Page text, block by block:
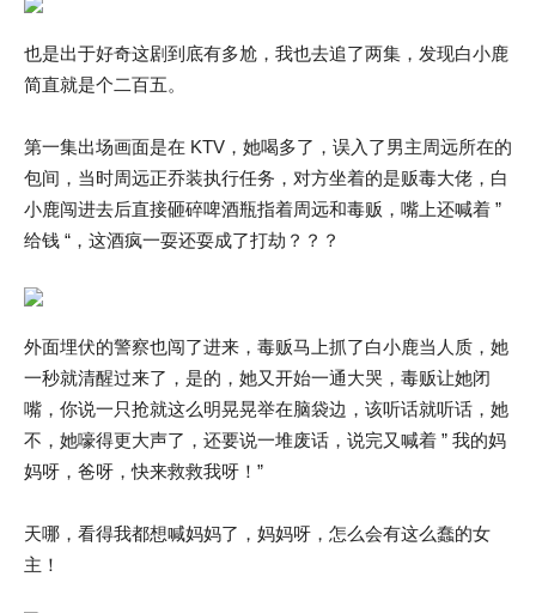
也是出于好奇这剧到底有多尬，我也去追了两集，发现白小鹿
简直就是个二百五。
第一集出场画面是在 KTV，她喝多了，误入了男主周远所在的
包间，当时周远正乔装执行任务，对方坐着的是贩毒大佬，白
小鹿闯进去后直接砸碎啤酒瓶指着周远和毒贩，嘴上还喊着 ”
给钱 “，这酒疯一耍还耍成了打劫？？？
外面埋伏的警察也闯了进来，毒贩马上抓了白小鹿当人质，她
一秒就清醒过来了，是的，她又开始一通大哭，毒贩让她闭
嘴，你说一只抢就这么明晃晃举在脑袋边，该听话就听话，她
不，她嚎得更大声了，还要说一堆废话，说完又喊着 ” 我的妈
妈呀，爸呀，快来救救我呀！”
天哪，看得我都想喊妈妈了，妈妈呀，怎么会有这么蠢的女
主！